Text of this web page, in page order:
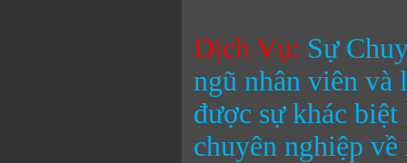
Dịch Vụ: Sự
ngũ nhân viên và
được sự khác
chuyên nghiệp